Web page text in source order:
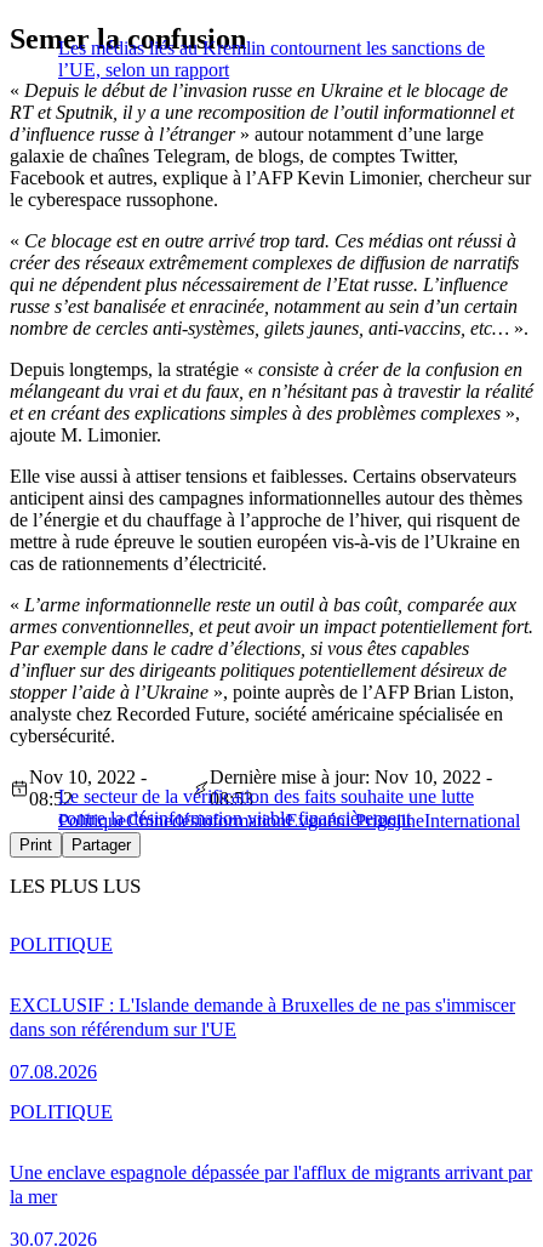
Les médias liés au Kremlin contournent les sanctions de
l’UE, selon un rapport
Semer la confusion
« Depuis le début de l’invasion russe en Ukraine et le blocage de
RT et Sputnik, il y a une recomposition de l’outil informationnel et
d’influence russe à l’étranger » autour notamment d’une large
galaxie de chaînes Telegram, de blogs, de comptes Twitter,
Facebook et autres, explique à l’AFP Kevin Limonier, chercheur sur
le cyberespace russophone.
« Ce blocage est en outre arrivé trop tard. Ces médias ont réussi à
créer des réseaux extrêmement complexes de diffusion de narratifs
qui ne dépendent plus nécessairement de l’Etat russe. L’influence
russe s’est banalisée et enracinée, notamment au sein d’un certain
nombre de cercles anti-systèmes, gilets jaunes, anti-vaccins, etc… ».
Depuis longtemps, la stratégie « consiste à créer de la confusion en
mélangeant du vrai et du faux, en n’hésitant pas à travestir la réalité
et en créant des explications simples à des problèmes complexes »,
ajoute M. Limonier.
Elle vise aussi à attiser tensions et faiblesses. Certains observateurs
anticipent ainsi des campagnes informationnelles autour des thèmes
de l’énergie et du chauffage à l’approche de l’hiver, qui risquent de
mettre à rude épreuve le soutien européen vis-à-vis de l’Ukraine en
cas de rationnements d’électricité.
« L’arme informationnelle reste un outil à bas coût, comparée aux
armes conventionnelles, et peut avoir un impact potentiellement fort.
Par exemple dans le cadre d’élections, si vous êtes capables
d’influer sur des dirigeants politiques potentiellement désireux de
stopper l’aide à l’Ukraine », pointe auprès de l’AFP Brian Liston,
analyste chez Recorded Future, société américaine spécialisée en
cybersécurité.
Le secteur de la vérification des faits souhaite une lutte
contre la désinformation viable financièrement
Nov 10, 2022 -
08:52
Dernière mise à jour: Nov 10, 2022 -
08:53
PolitiqueChinedésinformationEvguéni PrigojineInternational
Print Partager
LES PLUS LUS
EXCLUSIF : L'Islande demande à Bruxelles de ne pas s'immiscer
dans son référendum sur l'UE
07.08.2026
POLITIQUE
Une enclave espagnole dépassée par l'afflux de migrants arrivant par
la mer
30.07.2026
POLITIQUE